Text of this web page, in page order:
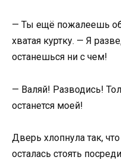
— Ты ещё пожалеешь
хватая куртку. — Я
останешься ни с чем!
— Валяй! Разводись!
останется моей!
Дверь хлопнула так,
осталась стоять